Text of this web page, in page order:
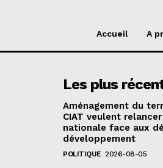
Accueil A
Les plus
Aménagement du
CIAT veulent
nationale face aux
développement
POLITIQUE 2026-08-05